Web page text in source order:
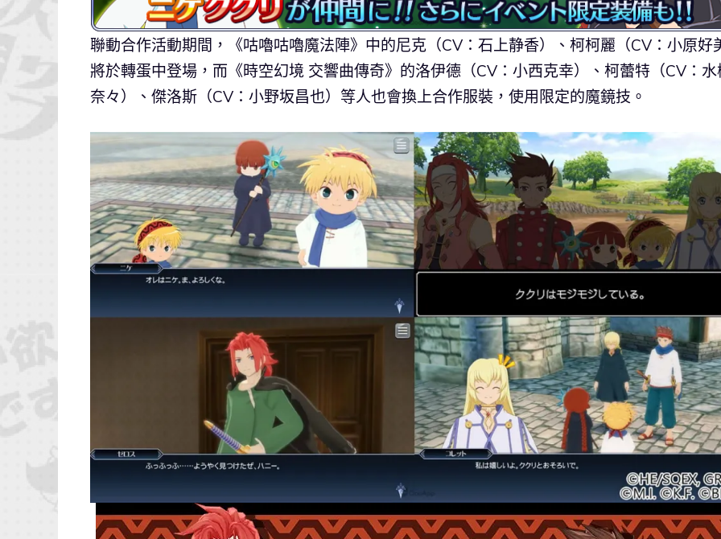
聯動合作活動期間，《咕嚕咕嚕魔法陣》中的尼克（CV：石上静香）、柯柯麗（CV：小原好
將於轉蛋中登場，而《時空幻境 交響曲傳奇》的洛伊德（CV：小西克幸）、柯蕾特（CV：水
奈々）、傑洛斯（CV：小野坂昌也）等人也會換上合作服裝，使用限定的魔鏡技。